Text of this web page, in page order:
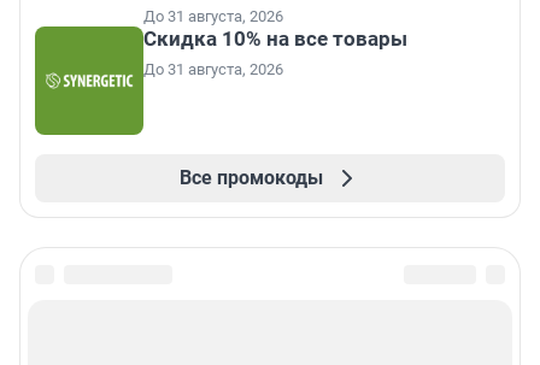
До 31 августа, 2026
Скидка 10% на все товары
До 31 августа, 2026
Все промокоды